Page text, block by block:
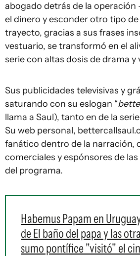
abogado detrás de la operación
el dinero y esconder otro tipo
trayecto, gracias a sus frases
vestuario, se transformó en el
serie con altas dosis de drama y
Sus publicidades televisivas y
saturando con su eslogan “
llama a Saul), tanto en de la
Su web personal,
fanático dentro de la narración,
comerciales y espónsores de
del programa.
Habemus Papam en
de El baño del papa y las
sumo pontífice "visitó" el